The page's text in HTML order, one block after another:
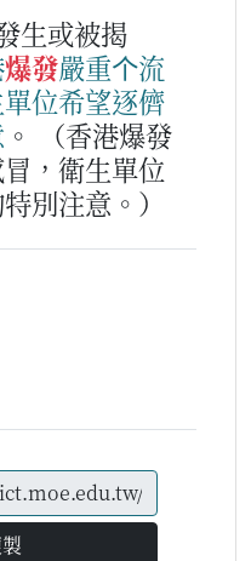
生或被揭
爆發嚴重个流
單位希望逐儕
。
（香港爆發
，衛生單位
別注意。）